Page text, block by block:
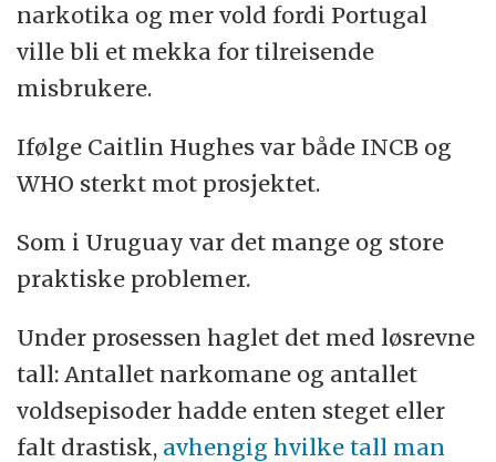
narkotika og mer vold fordi Portugal
ville bli et mekka for tilreisende
misbrukere.
Ifølge Caitlin Hughes var både INCB og
WHO sterkt mot prosjektet.
Som i Uruguay var det mange og store
praktiske problemer.
Under prosessen haglet det med løsrevne
tall: Antallet narkomane og antallet
voldsepisoder hadde enten steget eller
falt drastisk, avhengig hvilke tall man